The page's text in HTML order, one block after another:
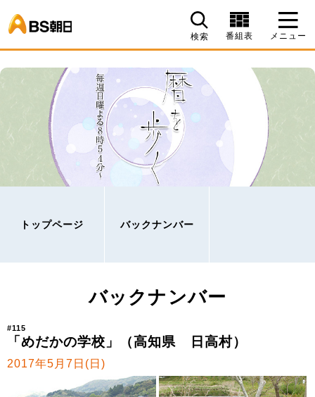
検索 番組表 メニュー
トップページ バックナンバー
バックナンバー
#115
「めだかの学校」（高知県 日高村）
2017年5月7日(日)